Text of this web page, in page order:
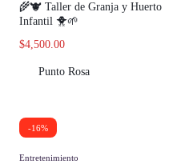
🌾🐮 Taller de Granja y Huerto
Infantil 🐥🌱
$4,500.00
Punto Rosa
-16%
Entretenimiento